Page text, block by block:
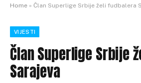
Home » Član Superlige Srbije želi fudbalera
VIJESTI
Član Superlige Srbije
Sarajeva